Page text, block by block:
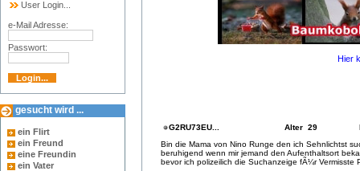
User Login...
e-Mail Adresse:
Passwort:
gesucht wird ...
ein Flirt
ein Freund
eine Freundin
ein Vater
Hier
G2RU73EU... Alter 29
Bin die Mama von Nino Runge den ich Sehnlichtst
beruhigend wenn mir jemand den Aufenthaltsort
bevor ich polizeilich die Suchanzeige fÃ¼r Vermisste